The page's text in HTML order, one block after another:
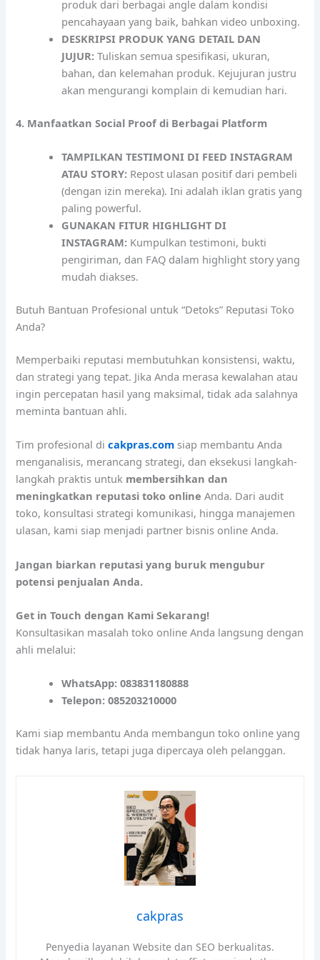
produk dari berbagai angle dalam kondisi
pencahayaan yang baik, bahkan video unboxing.
DESKRIPSI PRODUK YANG DETAIL DAN
JUJUR: Tuliskan semua spesifikasi, ukuran,
bahan, dan kelemahan produk. Kejujuran justru
akan mengurangi komplain di kemudian hari.
4. Manfaatkan Social Proof di Berbagai Platform
TAMPILKAN TESTIMONI DI FEED INSTAGRAM
ATAU STORY: Repost ulasan positif dari pembeli
(dengan izin mereka). Ini adalah iklan gratis yang
paling powerful.
GUNAKAN FITUR HIGHLIGHT DI
INSTAGRAM: Kumpulkan testimoni, bukti
pengiriman, dan FAQ dalam highlight story yang
mudah diakses.
Butuh Bantuan Profesional untuk “Detoks” Reputasi Toko
Anda?
Memperbaiki reputasi membutuhkan konsistensi, waktu,
dan strategi yang tepat. Jika Anda merasa kewalahan atau
ingin percepatan hasil yang maksimal, tidak ada salahnya
meminta bantuan ahli.
Tim profesional dicakpras.com siap membantu Anda
menganalisis, merancang strategi, dan eksekusi langkah-
langkah praktis untuk membersihkan dan
meningkatkan reputasi toko online Anda. Dari audit
toko, konsultasi strategi komunikasi, hingga manajemen
ulasan, kami siap menjadi partner bisnis online Anda.
Jangan biarkan reputasi yang buruk mengubur
potensi penjualan Anda.
Get in Touch dengan Kami Sekarang!
Konsultasikan masalah toko online Anda langsung dengan
ahli melalui:
WhatsApp: 083831180888
Telepon: 085203210000
Kami siap membantu Anda membangun toko online yang
tidak hanya laris, tetapi juga dipercaya oleh pelanggan.
cakpras
Penyedia layanan Website dan SEO berkualitas.